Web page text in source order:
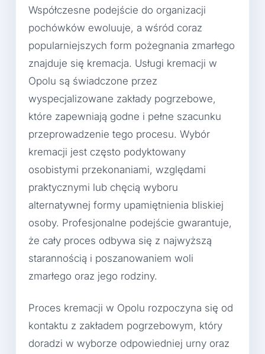
Współczesne podejście do organizacji
pochówków ewoluuje, a wśród coraz
popularniejszych form pożegnania zmarłego
znajduje się kremacja. Usługi kremacji w
Opolu są świadczone przez
wyspecjalizowane zakłady pogrzebowe,
które zapewniają godne i pełne szacunku
przeprowadzenie tego procesu. Wybór
kremacji jest często podyktowany
osobistymi przekonaniami, względami
praktycznymi lub chęcią wyboru
alternatywnej formy upamiętnienia bliskiej
osoby. Profesjonalne podejście gwarantuje,
że cały proces odbywa się z najwyższą
starannością i poszanowaniem woli
zmarłego oraz jego rodziny.
Proces kremacji w Opolu rozpoczyna się od
kontaktu z zakładem pogrzebowym, który
doradzi w wyborze odpowiedniej urny oraz